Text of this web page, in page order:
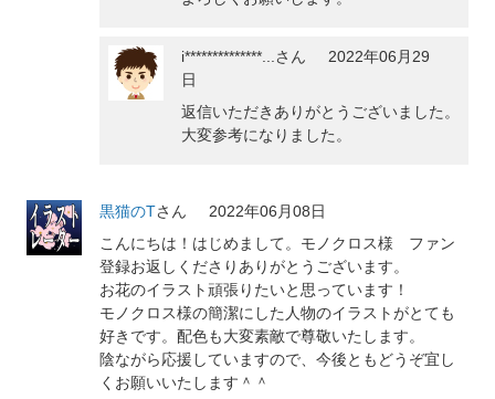
i**************... さん
2022年06月29
日
返信いただきありがとうございました。
大変参考になりました。
黒猫のTさん
2022年06月08日
こんにちは！はじめまして。モノクロス様 ファン
登録お返しくださりありがとうございます。
お花のイラスト頑張りたいと思っています！
モノクロス様の簡潔にした人物のイラストがとても
好きです。配色も大変素敵で尊敬いたします。
陰ながら応援していますので、今後ともどうぞ宜し
くお願いいたします＾＾